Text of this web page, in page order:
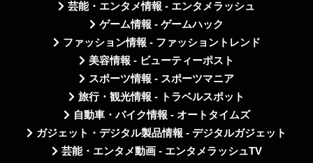
芸能・エンタメ情報 - エンタメラッシュ
ゲーム情報 - ゲームハック
ファッション情報 - ファッショントレンド
美容情報 - ビューティーポスト
スポーツ情報 - スポーツマニア
旅行・観光情報 - トラベルスポット
自動車・バイク情報 - オートタイムズ
ガジェット・デジタル製品情報 - デジタルガジェット
芸能・エンタメ動画 - エンタメラッシュTV